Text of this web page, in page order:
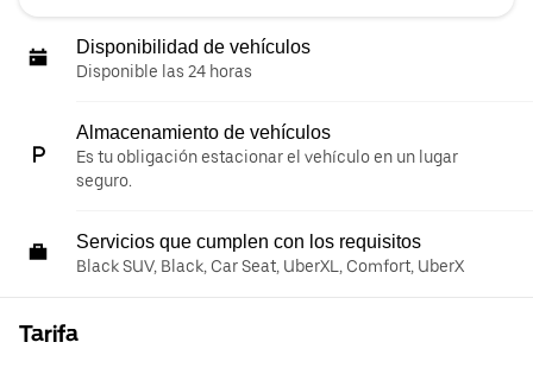
Disponibilidad de vehículos
Disponible las 24 horas
Almacenamiento de vehículos
Es tu obligación estacionar el vehículo en un lugar
seguro.
Servicios que cumplen con los requisitos
Black SUV, Black, Car Seat, UberXL, Comfort, UberX
Tarifa